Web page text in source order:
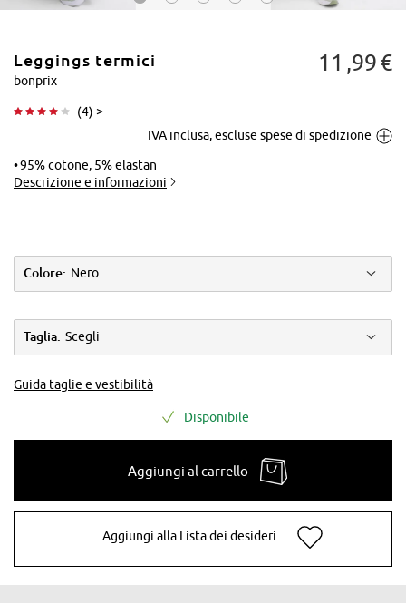
Tocca per
Leggings termici
bonprix
(4) >
11 99€
IVA inclusa, escluse spese di spedizione
95% cotone, 5% elastan
Descrizione e informazioni
Colore: Nero
Taglia: Scegli
Guida taglie e vestibilità
Disponibile
Aggiungi al carrello
Aggiungi alla Lista dei desideri